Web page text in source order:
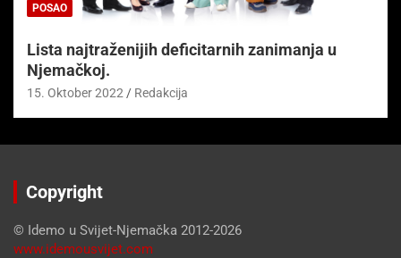
POSAO
Lista najtraženijih deficitarnih zanimanja u
Njemačkoj.
15. Oktober 2022 Redakcija
Copyright
© Idemo u Svijet-Njemačka 2012-2026
www.idemousvijet.com